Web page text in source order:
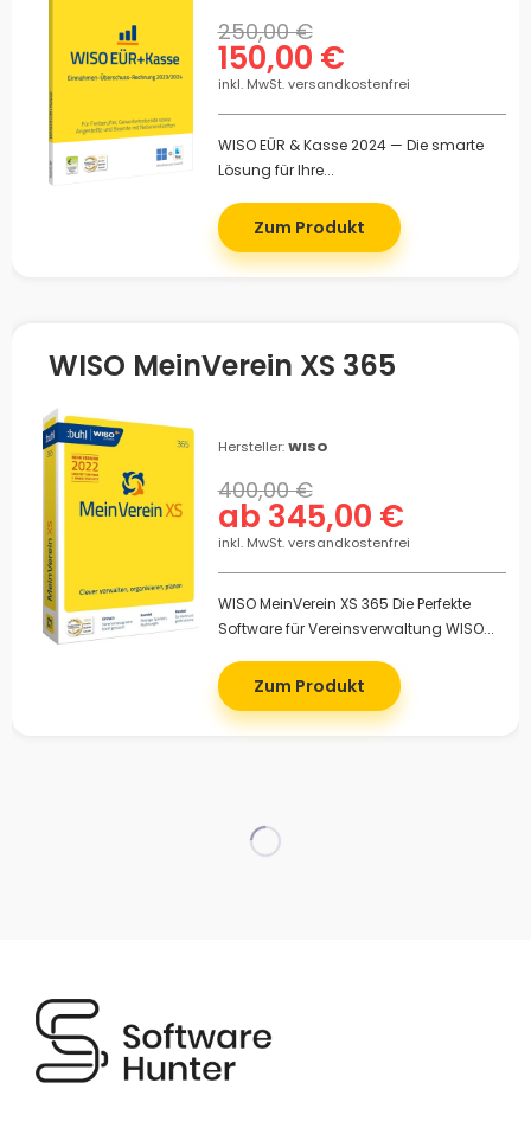
150,00 €
250,00 €
inkl. MwSt. versandkostenfrei
WISO EÜR & Kasse 2024 — Die smarte
Lösung für Ihre...
Zum Produkt
WISO MeinVerein XS 365
Hersteller:WISO
ab 345,00 €
400,00 €
inkl. MwSt. versandkostenfrei
WISO MeinVerein XS 365 Die Perfekte
Software für Vereinsverwaltung WISO...
Zum Produkt